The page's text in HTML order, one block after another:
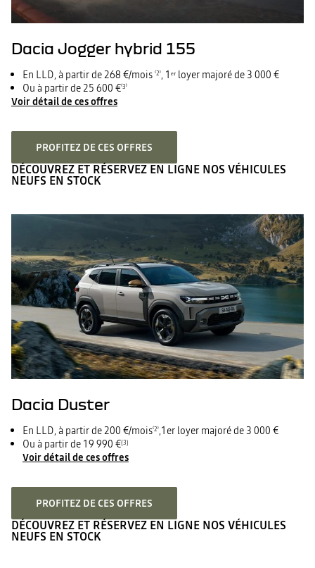
Dacia Jogger hybrid 155
En LLD, à partir de 268 €/mois ⁽2⁾, 1ᵉʳ loyer majoré de 3 000 €
Ou à partir de 25 600 €⁽3⁾
Voir détail de ces offres
PROFITEZ DE CES OFFRES
DÉCOUVREZ ET RÉSERVEZ EN LIGNE NOS VÉHICULES
NEUFS EN STOCK
Dacia Duster
En LLD, à partir de 200 €/mois⁽2⁾,1er loyer majoré de 3 000 €
Ou à partir de 19 990 €(3)
Voir détail de ces offres
PROFITEZ DE CES OFFRES
DÉCOUVREZ ET RÉSERVEZ EN LIGNE NOS VÉHICULES
NEUFS EN STOCK